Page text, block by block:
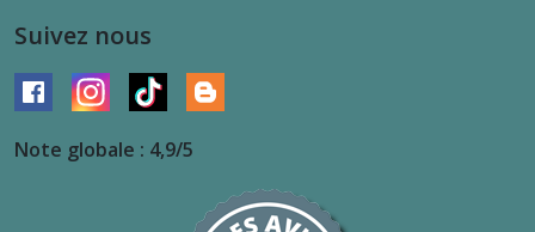
Suivez nous
Note globale : 4,9/5